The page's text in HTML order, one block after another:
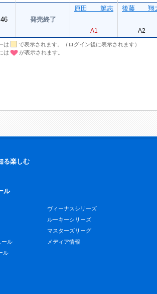
発売終了
原田 篤志
A1
後藤 翔
A2
は
で表示されます。（ログイン後に表示されます）
は
が表示されます。
る楽しむ
ル
ール
ル
ヴィーナスシリーズ
ルーキーシリーズ
マスターズリーグ
メディア情報